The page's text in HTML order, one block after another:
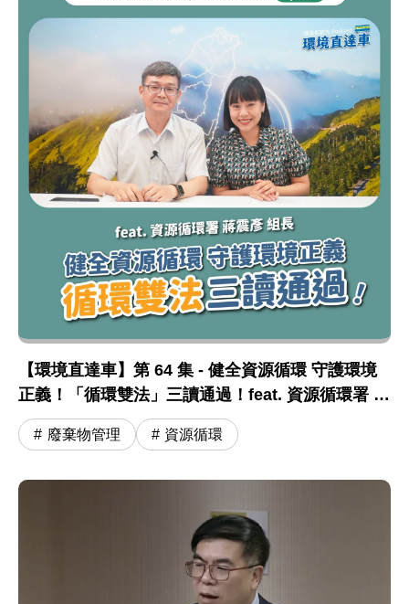
【環境直達車】第 64 集 - 健全資源循環 守護環境
正義！「循環雙法」三讀通過！feat. 資源循環署 蔣
震彥組長
廢棄物管理 資源循環